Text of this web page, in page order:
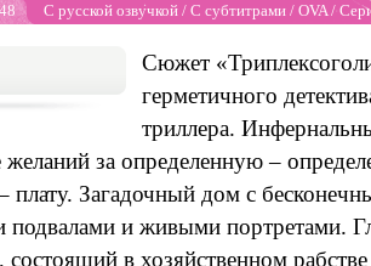
С русской озвучкой / С субтитрами / OVA/
Сюжет
герметичного
триллера.
за определенную –
плату. Загадочный дом с
подвалами и живыми портретами.
состоящий в хозяйственном